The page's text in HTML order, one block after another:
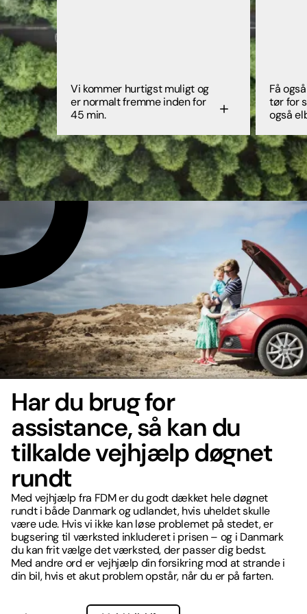
Vi kommer hurtigst muligt og
er normalt fremme inden for
45 min.
Få
tør for
også
Har du brug for
assistance, så kan du
tilkalde vejhjælp døgnet
rundt
Med vejhjælp fra FDM er du godt dækket hele døgnet
rundt i både Danmark og udlandet, hvis uheldet skulle
være ude. Hvis vi ikke kan løse problemet på stedet, er
bugsering til værksted inkluderet i prisen – og i Danmark
du kan frit vælge det værksted, der passer dig bedst.
Med andre ord er vejhjælp din forsikring mod at strande i
din bil, hvis et akut problem opstår, når du er på farten.